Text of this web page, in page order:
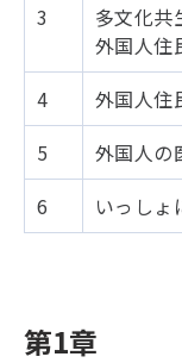
3
多文化共
外国人住
4
外国人住
5
外国人
6
いっし
第1章